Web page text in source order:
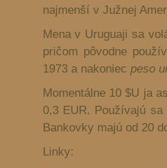
najmenší v Južnej
Mena v Uruguaji sa
pričom pôvodne
1973 a nakoniec peso
Momentálne 10 $U ja
0,3 EUR. Používajú
Bankovky majú od 20
Linky: